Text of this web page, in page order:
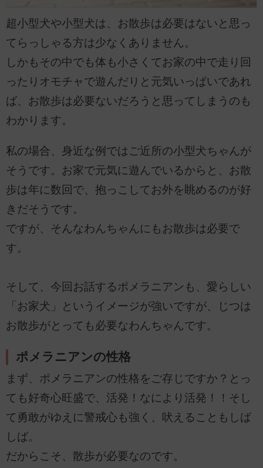
超小型犬や小型犬は、お散歩は必要はないと思っ
てらっしゃる方は少なくありません。
しかもその中でも体も小さくてお家の中で走り回
ったりオモチャで遊んだりと元気いっぱいであれ
ば、お散歩は必要ないだろうと思ってしまうのも
わかります。
私の場合、身近な例ではご近所の小型犬ちゃんが
そうです。お家で元気に遊んでいるからと、お散
歩は年に数回で、抱っこしてお外を眺めるのが好
きだそうです。
ですが、そんなわんちゃんにもお散歩は必要で
す。
そして、今回お話するポメラニアンも、愛らしい
「お家犬」というイメージが強いですが、じつは
お散歩がとっても必要なわんちゃんです。
ポメラニアンの性格
まず、ポメラニアンの性格をご存じですか？とっ
ても好奇心旺盛で、活発！なにより活発！！そし
て勇敢がゆえに警戒心も強く、吠えることもしば
しば。
だからこそ、散歩が必要なのです。